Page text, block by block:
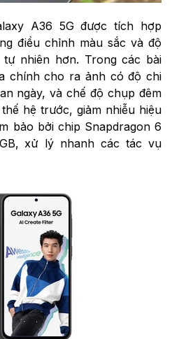
A36 5G được tích hợp
điều chỉnh màu sắc và độ
nhiên hơn. Trong các bài
chính cho ra ảnh có độ chi
ngày, và chế độ chụp đêm
hệ trước, giảm nhiễu hiệu
bảo bởi chip Snapdragon 6
xử lý nhanh các tác vụ